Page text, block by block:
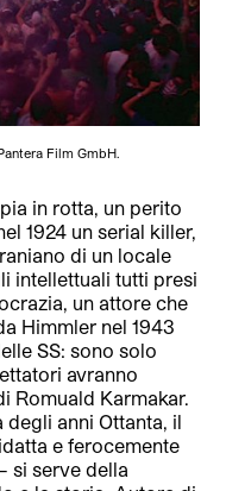
Film GmbH.
in rotta, un perito
1924 un serial killer,
di un locale
intellettuali tutti presi
un attore che
Himmler nel 1943
SS: sono solo
avranno
Romuald Karmakar.
anni Ottanta, il
e ferocemente
si serve della